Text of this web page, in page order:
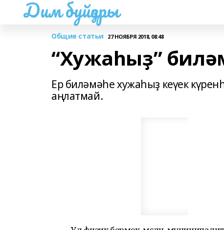
Дим буйҙары
Общие статьи 27 НОЯБРЯ 2018, 08:48
“Хужаһыҙ”
Ер биләмәһе хужаһыҙ кеүек
аңлатмай.